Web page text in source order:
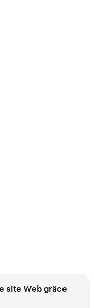
site Web grâce